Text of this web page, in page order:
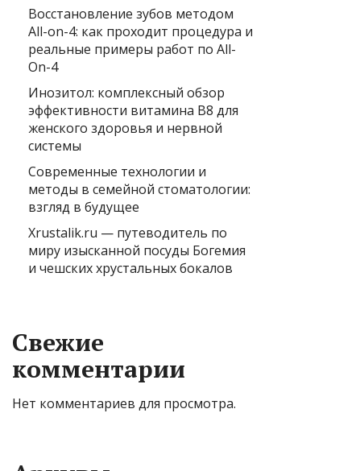
Восстановление зубов методом
All-on-4: как проходит процедура и
реальные примеры работ по All-
On-4
Инозитол: комплексный обзор
эффективности витамина B8 для
женского здоровья и нервной
системы
Современные технологии и
методы в семейной стоматологии:
взгляд в будущее
Xrustalik.ru — путеводитель по
миру изысканной посуды Богемия
и чешских хрустальных бокалов
Свежие
комментарии
Нет комментариев для просмотра.